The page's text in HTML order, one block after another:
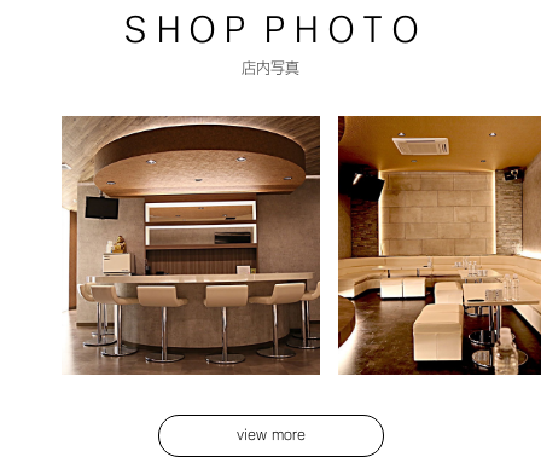
S H O P P H O T O
店内写真
view more